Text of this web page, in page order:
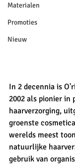
Materialen
Promoties
Nieuw
In 2 decennia is
2002 als pionier
haarverzorging,
groenste
werelds meest
natuurlijke
gebruik van